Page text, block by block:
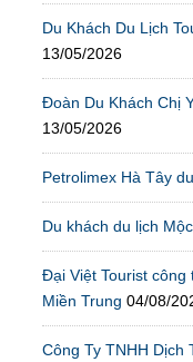
Du Khách Du Lịch
13/05/2026
Đoàn Du Khách Chị
13/05/2026
Petrolimex Hà Tây
Du khách du lịch
Đại Việt Tourist
Miền Trung 04/08/
Công Ty TNHH Dịch